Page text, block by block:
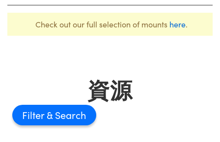
Check out our full selection of mounts here.
資源
Filter